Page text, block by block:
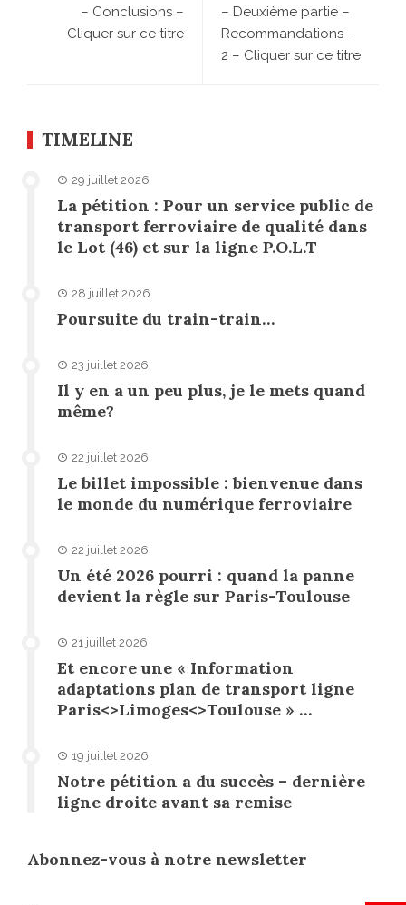
– Conclusions –
Cliquer sur ce titre
– Deuxième partie –
Recommandations –
2 – Cliquer sur ce titre
TIMELINE
29 juillet 2026
La pétition : Pour un service public de
transport ferroviaire de qualité dans
le Lot (46) et sur la ligne P.O.L.T
28 juillet 2026
Poursuite du train-train…
23 juillet 2026
Il y en a un peu plus, je le mets quand
même?
22 juillet 2026
Le billet impossible : bienvenue dans
le monde du numérique ferroviaire
22 juillet 2026
Un été 2026 pourri : quand la panne
devient la règle sur Paris-Toulouse
21 juillet 2026
Et encore une « Information
adaptations plan de transport ligne
Paris<>Limoges<>Toulouse » …
19 juillet 2026
Notre pétition a du succès – dernière
ligne droite avant sa remise
Abonnez-vous à notre newsletter